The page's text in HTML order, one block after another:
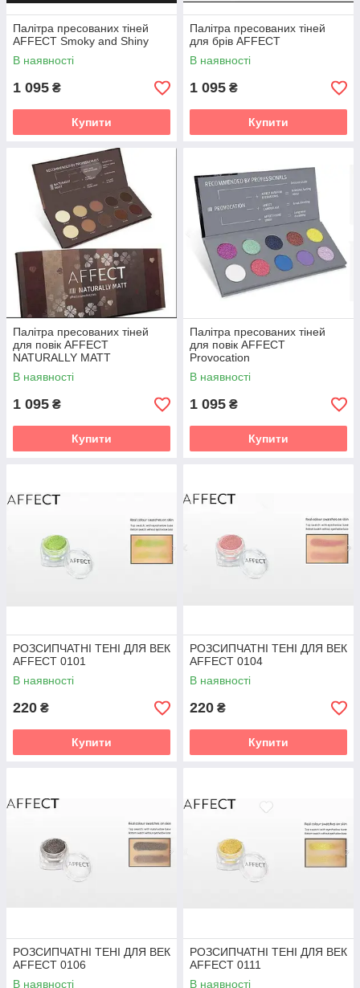
Палітра пресованих тіней
AFFECT Smoky and Shiny
В наявності
1 095 ₴
Купити
Палітра пресованих тіней
для брів AFFECT
В наявності
1 095 ₴
Купити
Палітра пресованих тіней
для повік AFFECT
NATURALLY MATT
В наявності
1 095 ₴
Купити
Палітра пресованих тіней
для повік AFFECT
Provocation
В наявності
1 095 ₴
Купити
РОЗСИПЧАТНІ ТЕНІ ДЛЯ ВЕК
AFFECT 0101
В наявності
220 ₴
Купити
РОЗСИПЧАТНІ ТЕНІ ДЛЯ ВЕК
AFFECT 0104
В наявності
220 ₴
Купити
РОЗСИПЧАТНІ ТЕНІ ДЛЯ ВЕК
AFFECT 0106
В наявності
РОЗСИПЧАТНІ ТЕНІ ДЛЯ ВЕК
AFFECT 0111
В наявності